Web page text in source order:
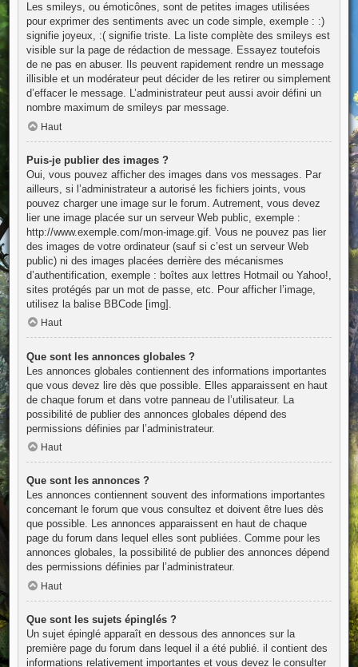
Les smileys, ou émoticônes, sont de petites images utilisées
pour exprimer des sentiments avec un code simple, exemple : :)
signifie joyeux, :( signifie triste. La liste complète des smileys est
visible sur la page de rédaction de message. Essayez toutefois
de ne pas en abuser. Ils peuvent rapidement rendre un message
illisible et un modérateur peut décider de les retirer ou simplement
d’effacer le message. L’administrateur peut aussi avoir défini un
nombre maximum de smileys par message.
Haut
Puis-je publier des images ?
Oui, vous pouvez afficher des images dans vos messages. Par
ailleurs, si l’administrateur a autorisé les fichiers joints, vous
pouvez charger une image sur le forum. Autrement, vous devez
lier une image placée sur un serveur Web public, exemple :
http://www.exemple.com/mon-image.gif. Vous ne pouvez pas lier
des images de votre ordinateur (sauf si c’est un serveur Web
public) ni des images placées derrière des mécanismes
d’authentification, exemple : boîtes aux lettres Hotmail ou Yahoo!,
sites protégés par un mot de passe, etc. Pour afficher l’image,
utilisez la balise BBCode [img].
Haut
Que sont les annonces globales ?
Les annonces globales contiennent des informations importantes
que vous devez lire dès que possible. Elles apparaissent en haut
de chaque forum et dans votre panneau de l’utilisateur. La
possibilité de publier des annonces globales dépend des
permissions définies par l’administrateur.
Haut
Que sont les annonces ?
Les annonces contiennent souvent des informations importantes
concernant le forum que vous consultez et doivent être lues dès
que possible. Les annonces apparaissent en haut de chaque
page du forum dans lequel elles sont publiées. Comme pour les
annonces globales, la possibilité de publier des annonces dépend
des permissions définies par l’administrateur.
Haut
Que sont les sujets épinglés ?
Un sujet épinglé apparaît en dessous des annonces sur la
première page du forum dans lequel il a été publié. il contient des
informations relativement importantes et vous devez le consulter